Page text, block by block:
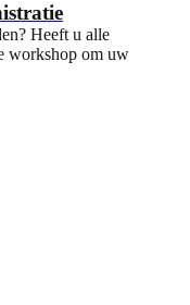
Heeft u alle
workshop om uw